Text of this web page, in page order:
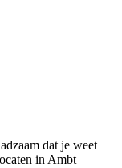
dat je weet
in Ambt